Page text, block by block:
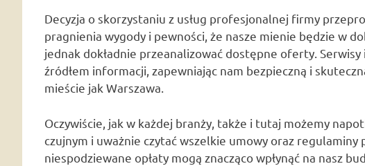
Decyzja o skorzystaniu z usług profesjonalnej firmy
pragnienia wygody i pewności, że nasze mienie będzie w
jednak dokładnie przeanalizować dostępne oferty.
źródłem informacji, zapewniając nam bezpieczną i
mieście jak Warszawa.
Oczywiście, jak w każdej branży, także i tutaj możemy
czujnym i uważnie czytać wszelkie umowy oraz
niespodziewane opłaty mogą znacząco wpłynąć na nasz